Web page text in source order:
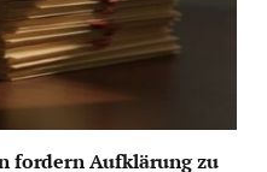
fordern Aufklärung zu